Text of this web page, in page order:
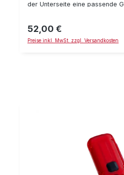
der Unterseite eine passende
Auf der Oberseite ist die
für das Wahoo-
Regulärer Preis:
52,00 €
Preise inkl. MwSt. zzgl. Versandkosten